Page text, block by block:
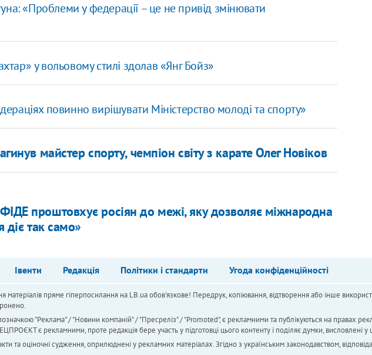
«Проблеми у федерації – це не привід змінювати
у вольовому стилі здолав «Янг Бойз»
повинно вирішувати Міністерство молоді та спорту»
майстер спорту, чемпіон світу з карате Олег Новіков
проштовхує росіян до межі, яку дозволяє міжнародна
діє так само»
Івенти Редакція Політики і стандарти Угода конфіденційності
матеріалів пряме гіперпосилання на LB.ua обов'язкове! Передрук, копіювання, відтворення або інше
"Реклама" / "Новини компаній" / "Пресреліз" / "Promoted", є рекламними та публікуються на правах
є рекламними, проте редакція бере участь у підготовці цього контенту і поділяє думки, висловлені у
та оціночні судження, оприлюднені у рекламних матеріалах. Згідно з українським законодавством,